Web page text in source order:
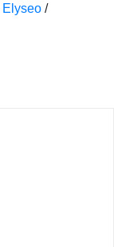
Elyseo /